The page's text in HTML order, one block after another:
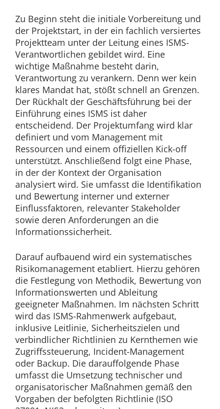
Zu Beginn steht die initiale Vorbereitung und
der Projektstart, in der ein fachlich versiertes
Projektteam unter der Leitung eines ISMS-
Verantwortlichen gebildet wird. Eine
wichtige Maßnahme besteht darin,
Verantwortung zu verankern. Denn wer kein
klares Mandat hat, stößt schnell an Grenzen.
Der Rückhalt der Geschäftsführung bei der
Einführung eines ISMS ist daher
entscheidend. Der Projektumfang wird klar
definiert und vom Management mit
Ressourcen und einem offiziellen Kick-off
unterstützt. Anschließend folgt eine Phase,
in der der Kontext der Organisation
analysiert wird. Sie umfasst die Identifikation
und Bewertung interner und externer
Einflussfaktoren, relevanter Stakeholder
sowie deren Anforderungen an die
Informationssicherheit.
Darauf aufbauend wird ein systematisches
Risikomanagement etabliert. Hierzu gehören
die Festlegung von Methodik, Bewertung von
Informationswerten und Ableitung
geeigneter Maßnahmen. Im nächsten Schritt
wird das ISMS-Rahmenwerk aufgebaut,
inklusive Leitlinie, Sicherheitszielen und
verbindlicher Richtlinien zu Kernthemen wie
Zugriffssteuerung, Incident-Management
oder Backup. Die darauffolgende Phase
umfasst die Umsetzung technischer und
organisatorischer Maßnahmen gemäß den
Vorgaben der befolgten Richtlinie (ISO